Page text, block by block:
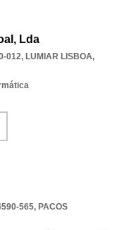
Lda
012, LUMIAR LISBOA,
565, PACOS